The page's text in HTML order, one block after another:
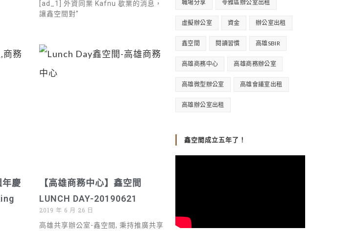
[ad_1] 外資同業 Kafnu 歇業的消息，
讓鑫空間對”
年慶
【高雄商務中心】鑫空間
LUNCH DAY-20190621
2019 年 6 月 26 日
高雄共享辦公室-鑫空間, 秉持推廣共享
職場分享 苓雅區辦公室出租
虛擬辦公室 資金 辦公室出租
鑫空間 閱讀習慣 高雄SBIR
高雄商務中心 高雄商務辦公室
高雄微型辦公室 高雄會議室出租
高雄辦公室出租
鑫空間成立五年了！